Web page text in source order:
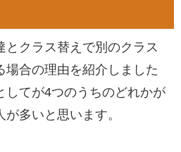
とクラス替えで別のクラス
場合の理由を紹介しました
してが4つのうちのどれかが
多いと思います。